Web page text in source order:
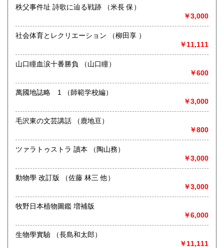
◎メディア商品【ジャズ・ロック・クラシック・映画・アニ
メ・ゲーム・声優・アイドル・ビジネス・アダルト・車・バ
EP、カセット、ポスター、おもちゃ、グッズ、パンフレット
などマニアックなものを中心に高価買取
ンタイア・和本・漢籍・戦争㊙︎資料・書道具・茶道具・戦前
絵はがき・鳥瞰図・古地図・浮世絵・軸・拓本・印譜・エロ
グロ】など古いものの中には希少価値の高いものも多数ござ
いますので価値がないと処分される前に是非 ｢古本倶楽部｣ま
沿線名：-
営業時間：-
定休日：-
書籍の買取について
○出張買取は通常、東海圏のみ
※お売り頂ける本の量や質が見込める場合は関東〜近畿エリ
ア要相談
例
秩父事件址 詩歌に辿る戦跡 （米長 保）
￥3,000
社会体育とレクリエーション （柳田享 ）
￥11,111
山口瞳血涙十番勝負 （山口瞳）
￥600
萬國地誌略 1 （師範学校編）
￥3,000
毛沢東の文芸講話 （鹿地亘）
￥800
ツァラトゥストラ 讀本 （陶山務）
￥3,000
動物學 改訂版 （佐藤 林三 他）
￥3,000
牧野日本植物圖鑑 増補版
￥6,000
生物學實驗 （長島和太郎）
￥11,111